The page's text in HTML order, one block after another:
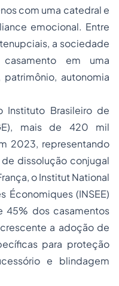
com uma catedral e
emocional. Entre
a sociedade
em uma
autonomia
Instituto Brasileiro de
mais de 420 mil
2023, representando
dissolução conjugal
o Institut National
Économiques (INSEE)
45% dos casamentos
a adoção de
para proteção
e blindagem